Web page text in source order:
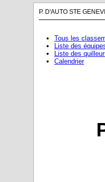
P. D'AUTO STE
Tous les
Liste des
Liste des
Calendrier